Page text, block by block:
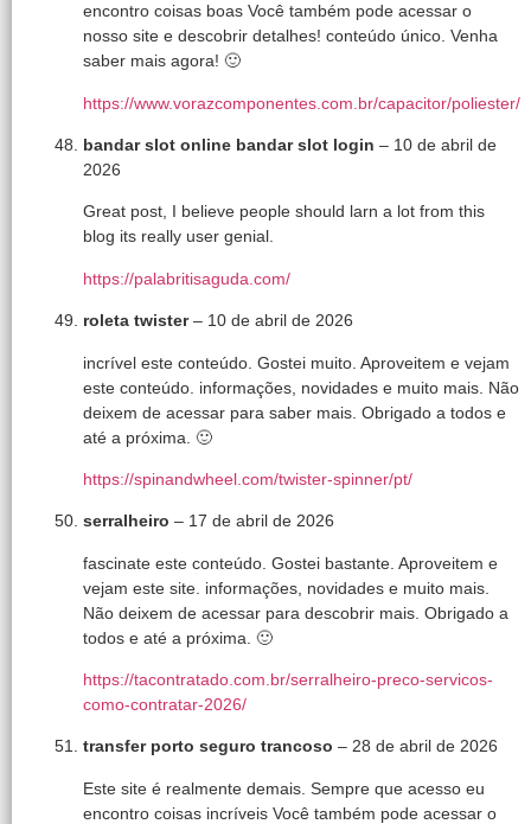
encontro coisas boas Você também pode acessar o
nosso site e descobrir detalhes! conteúdo único. Venha
saber mais agora! 🙂
https://www.vorazcomponentes.com.br/capacitor/poliester/
bandar slot online bandar slot login – 10 de abril de
2026
Great post, I believe people should larn a lot from this
blog its really user genial.
https://palabritisaguda.com/
roleta twister– 10 de abril de 2026
incrível este conteúdo. Gostei muito. Aproveitem e vejam
este conteúdo. informações, novidades e muito mais. Não
deixem de acessar para saber mais. Obrigado a todos e
até a próxima. 🙂
https://spinandwheel.com/twister-spinner/pt/
serralheiro – 17 de abril de 2026
fascinate este conteúdo. Gostei bastante. Aproveitem e
vejam este site. informações, novidades e muito mais.
Não deixem de acessar para descobrir mais. Obrigado a
todos e até a próxima. 🙂
https://tacontratado.com.br/serralheiro-preco-servicos-
como-contratar-2026/
transfer porto seguro trancoso – 28 de abril de 2026
Este site é realmente demais. Sempre que acesso eu
encontro coisas incríveis Você também pode acessar o